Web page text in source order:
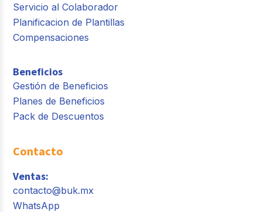
Servicio al Colaborador
Planificacion de Plantillas
Compensaciones
Beneficios
Gestión de Beneficios
Planes de Beneficios
Pack de Descuentos
Contacto
Ventas:
contacto@buk.mx
WhatsApp